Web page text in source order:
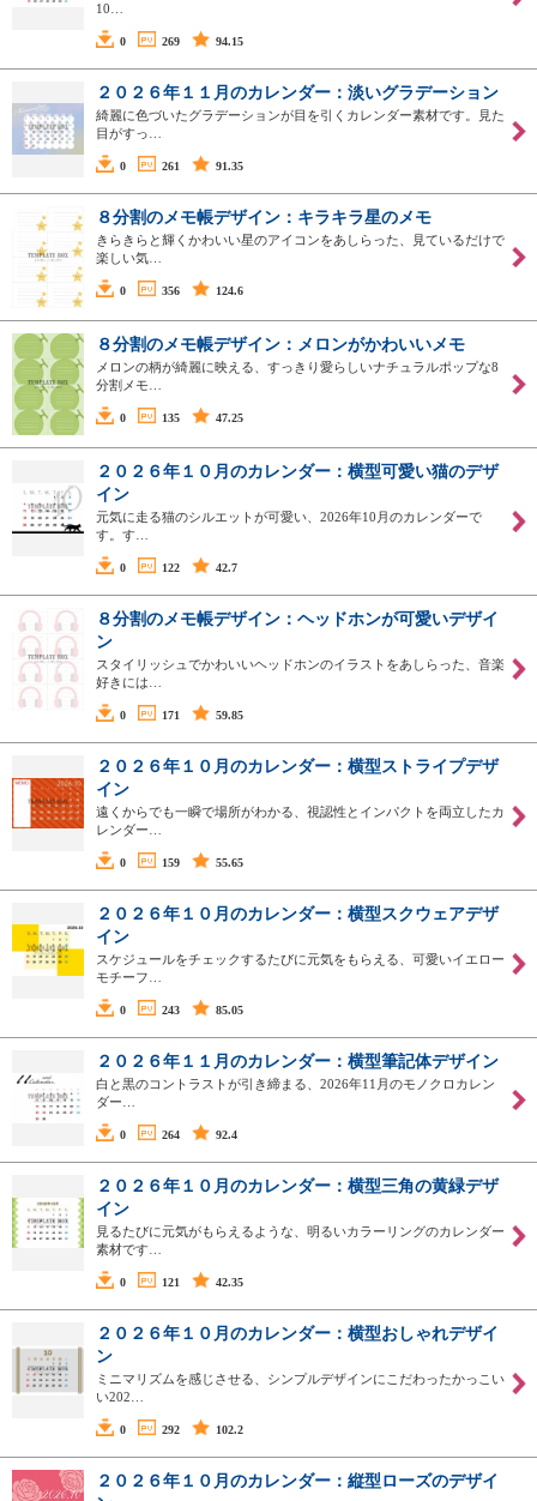
10…
0 269 94.15
２０２６年１１月のカレンダー：淡いグラデーション
綺麗に色づいたグラデーションが目を引くカレンダー素材です。見た
目がすっ…
0 261 91.35
８分割のメモ帳デザイン：キラキラ星のメモ
きらきらと輝くかわいい星のアイコンをあしらった、見ているだけで
楽しい気…
0 356 124.6
８分割のメモ帳デザイン：メロンがかわいいメモ
メロンの柄が綺麗に映える、すっきり愛らしいナチュラルポップな8
分割メモ…
0 135 47.25
２０２６年１０月のカレンダー：横型可愛い猫のデザ
イン
元気に走る猫のシルエットが可愛い、2026年10月のカレンダーで
す。す…
0 122 42.7
８分割のメモ帳デザイン：ヘッドホンが可愛いデザイ
ン
スタイリッシュでかわいいヘッドホンのイラストをあしらった、音楽
好きには…
0 171 59.85
２０２６年１０月のカレンダー：横型ストライプデザ
イン
遠くからでも一瞬で場所がわかる、視認性とインパクトを両立したカ
レンダー…
0 159 55.65
２０２６年１０月のカレンダー：横型スクウェアデザ
イン
スケジュールをチェックするたびに元気をもらえる、可愛いイエロー
モチーフ…
0 243 85.05
２０２６年１１月のカレンダー：横型筆記体デザイン
白と黒のコントラストが引き締まる、2026年11月のモノクロカレン
ダー…
0 264 92.4
２０２６年１０月のカレンダー：横型三角の黄緑デザ
イン
見るたびに元気がもらえるような、明るいカラーリングのカレンダー
素材です…
0 121 42.35
２０２６年１０月のカレンダー：横型おしゃれデザイ
ン
ミニマリズムを感じさせる、シンプルデザインにこだわったかっこい
い202…
0 292 102.2
２０２６年１０月のカレンダー：縦型ローズのデザイ